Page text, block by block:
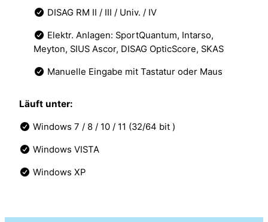
DISAG RM II / III / Univ. / IV
Elektr. Anlagen: SportQuantum, Intarso,
Meyton, SIUS Ascor, DISAG OpticScore, SKAS
Manuelle Eingabe mit Tastatur oder Maus
Läuft unter:
Windows 7 / 8 / 10 / 11 (32/64 bit )
Windows VISTA
Windows XP